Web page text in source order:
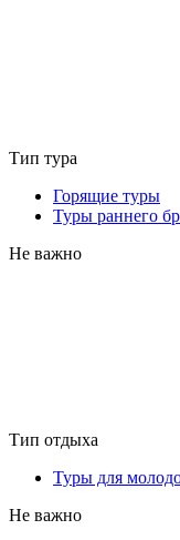
Тип тура
Горящие туры
Туры раннего
Не важно
Тип отдыха
Туры для
Не важно